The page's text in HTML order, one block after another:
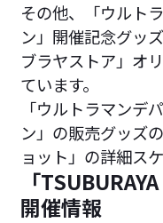
その他、「ウルト
ン」開催記念グッ
ブラヤストア」オ
ています。
「ウルトラマンデ
ン」の販売グッズ
ョット」の詳細ス
「
開催情報